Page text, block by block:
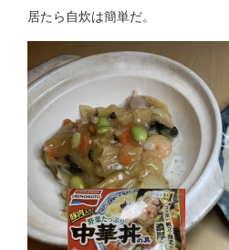
未来２１００研究所他のアイデアマニラ男の手
https://globalclub.amebaownd.com/
居たら自炊は簡単だ。